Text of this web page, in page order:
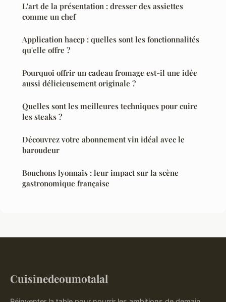
L'art de la présentation : dresser des assiettes
comme un chef
Application haccp : quelles sont les fonctionnalités
qu'elle offre ?
Pourquoi offrir un cadeau fromage est-il une idée
aussi délicieusement originale ?
Quelles sont les meilleures techniques pour cuire
les steaks ?
Découvrez votre abonnement vin idéal avec le
baroudeur
Bouchons lyonnais : leur impact sur la scène
gastronomique française
Cuisinedeoumotalal